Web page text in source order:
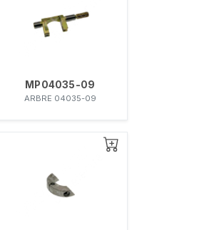
MP04035-09
ARBRE 04035-09